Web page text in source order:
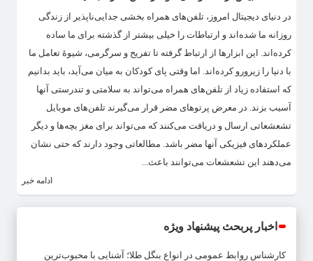
در دنیای دیجیتال امروز، تلفن‌های همراه بخشی جدایی‌ناپذیر از زندگی
روزانه ما شده‌اند و ارتباطات را خیلی بیشتر از گذشته برای ما ساده
کرده‌اند. این ابزارها از ارتباط گرفته تا تفریح و سرگرمی، شیوهٔ تعامل ما
با دنیا را زیرورو کرده‌اند. اما وقتی پای کودکان به میان می‌آید، باید بدانیم
که استفاده زیاد از تلفن‌های همراه می‌تواند به سلامتی و تندرستی آنها
آسیب بزند. در معرض پرتوهای مضر قرار می‌گیرند تلفن‌های موبایل
تشعشعاتی ارسال و دریافت می‌کنند که می‌تواند برای مغز بچه‌ها و دیگر
عملکردهای فیزیکی آنها مضر باشد. مطالعاتی وجود دارند که حتی نشان
می‌دهند این تشعشعات می‌توانند باعث...
ادامه خبر
اخبار پربحث پیشنهاد ویژه
کارشناس روابط عمومی در
انواع بنگل طلا؛ آشنایی با محبوب‌ترین